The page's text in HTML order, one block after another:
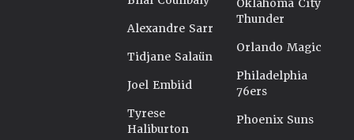
Alexandre Sarr
Tidjane Salaün
Joel Embiid
Tyrese
Haliburton
Oklahoma City
Thunder
Orlando Magic
Philadelphia
76ers
Phoenix Suns